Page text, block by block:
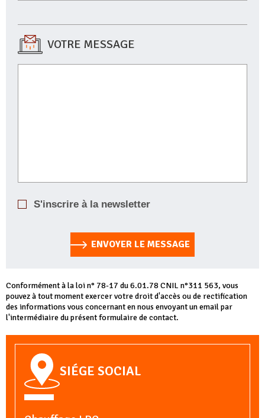
VOTRE MESSAGE
S'inscrire à la newsletter
ENVOYER LE MESSAGE
Conformément à la loi n° 78-17 du 6.01.78 CNIL n°311 563, vous
pouvez à tout moment exercer votre droit d'accès ou de rectification
des informations vous concernant en nous envoyant un email par
l'intermédiaire du présent formulaire de contact.
SIÉGE SOCIAL